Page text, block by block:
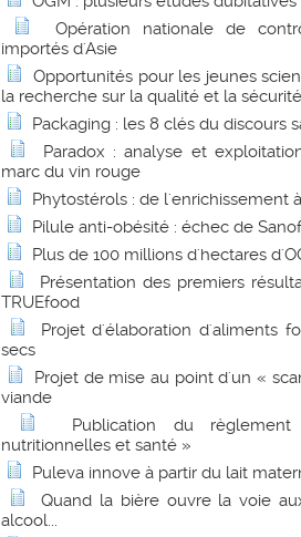
Opération nationale de
importés d'Asie
Opportunités pour les jeunes
la recherche sur la qualité et la
Packaging : les 8 clés du discours
Paradox : analyse et
marc du vin rouge
Phytostérols : de l'enrichissement
Pilule anti-obésité : échec de
Plus de 100 millions d'hectares
Présentation des premiers
TRUEfood
Projet d'élaboration d'aliments
secs
Projet de mise au point d'un «
viande
Publication du
nutritionnelles et santé »
Puleva innove à partir du lait
Quand la bière ouvre la voie
alcool...